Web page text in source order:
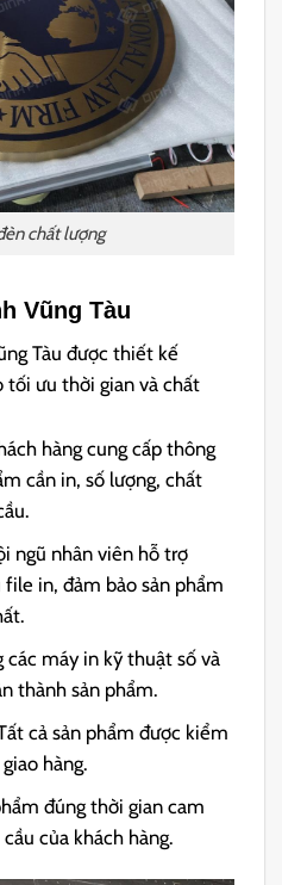
chất lượng
Vũng Tàu
Tàu được thiết kế
tối ưu thời gian và chất
hàng cung cấp thông
cần in, số lượng, chất
ngũ nhân viên hỗ trợ
in, đảm bảo sản phẩm
các máy in kỹ thuật số và
thành sản phẩm.
cả sản phẩm được kiểm
hàng.
đúng thời gian cam
của khách hàng.